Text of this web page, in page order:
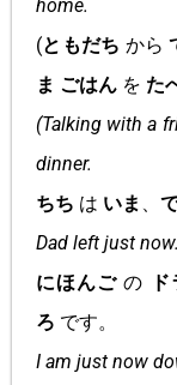
home.
(ともだち から
ま ごはん を た
(Talking with a
dinner.
ちち は いま 、
Dad left just now.
にほんご の
ろ です。
I am just now